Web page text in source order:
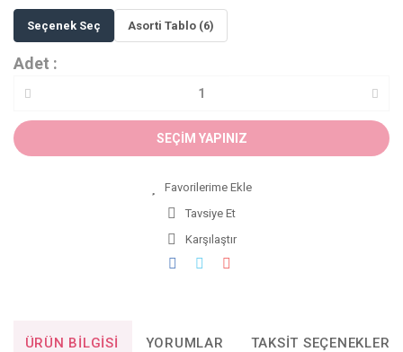
Seçenek Seç Asorti Tablo (6)
Adet :
SEÇİM YAPINIZ
Tavsiye Et
Karşılaştır
ÜRÜN BILGISI YORUMLAR TAKSIT SEÇENEKLERI